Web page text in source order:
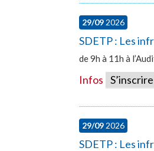
29/09 2026
SDETP : Les
de 9h à 11h à
Infos S’inscrire
29/09 2026
SDETP : Les